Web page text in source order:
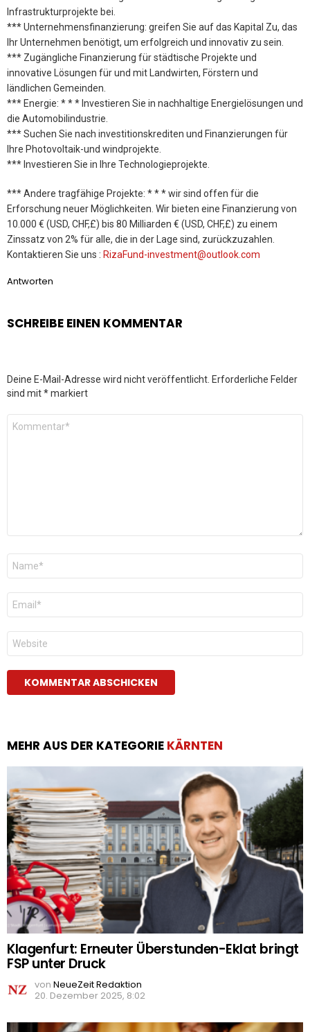
Infrastrukturprojekte bei.
*** Unternehmensfinanzierung: greifen Sie auf das Kapital Zu, das
Ihr Unternehmen benötigt, um erfolgreich und innovativ zu sein.
*** Zugängliche Finanzierung für städtische Projekte und
innovative Lösungen für und mit Landwirten, Förstern und
ländlichen Gemeinden.
*** Energie: * * * Investieren Sie in nachhaltige Energielösungen und
die Automobilindustrie.
*** Suchen Sie nach investitionskrediten und Finanzierungen für
Ihre Photovoltaik-und windprojekte.
*** Investieren Sie in Ihre Technologieprojekte.
*** Andere tragfähige Projekte: * * * wir sind offen für die
Erforschung neuer Möglichkeiten. Wir bieten eine Finanzierung von
10.000 € (USD, CHF,£) bis 80 Milliarden € (USD, CHF,£) zu einem
Zinssatz von 2% für alle, die in der Lage sind, zurückzuzahlen.
Kontaktieren Sie uns : RizaFund-investment@outlook.com
Antworten
SCHREIBE EINEN KOMMENTAR
Deine E-Mail-Adresse wird nicht veröffentlicht. Erforderliche Felder
sind mit*markiert
Kommentar
Name
E-
Mail
*
Website
MEHR AUS DER KATEGORIE KÄRNTEN
Klagenfurt: Erneuter Überstunden-Eklat bringt
FSP unter Druck
von NeueZeit Redaktion
20. Dezember 2025, 8:02